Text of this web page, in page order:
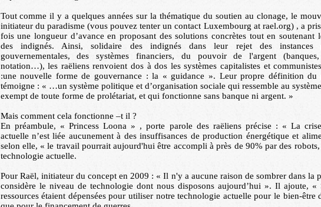
Tout comme il y a quelques années sur la thématique du soutien au clonage, le
initiateur du paradisme (vous pouvez tenter un contact Luxembourg at rael.org) , a
fois une longueur d’avance en proposant des solutions concrètes tout en soutenant
des indignés. Ainsi, solidaire des indignés dans leur rejet des instances
gouvernementales, des systèmes financiers, du pouvoir de l'argent
notation…), les raëliens renvoient dos à dos les systèmes capitalistes et
:une nouvelle forme de gouvernance : la « guidance ». Leur propre définition du
témoigne : « …un système politique et d’organisation sociale qui ressemble au
exempt de toute forme de prolétariat, et qui fonctionne sans banque ni argent. »
Mais comment cela fonctionne –t il ?
En préambule, « Princess Loona » , porte parole des raëliens précise : « La
actuelle n’est liée aucunement à des insuffisances de production énergétique et
selon elle, « le travail pourrait aujourd'hui être accompli à près de 90% par des
technologie actuelle.
Pour Raël, initiateur du concept en 2009 : « Il n'y a aucune raison de sombrer dans la
considère le niveau de technologie dont nous disposons aujourd’hui ». Il ajoute, «
ressources étaient dépensées pour utiliser notre technologie actuelle pour le bien-être